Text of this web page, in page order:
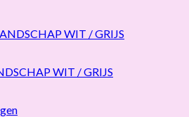
WIT / GRIJS